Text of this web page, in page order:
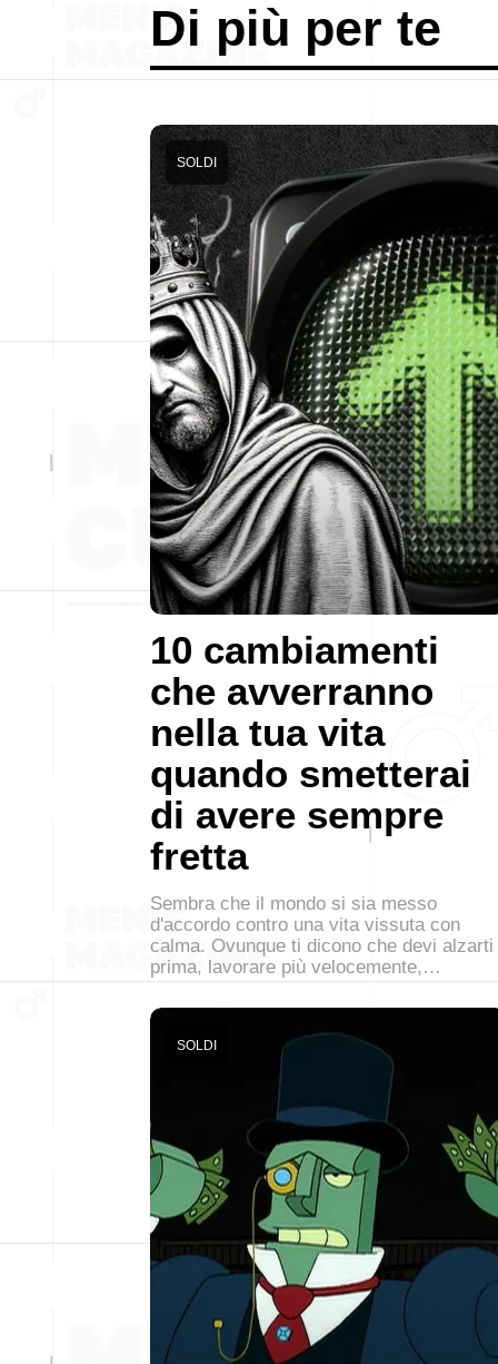
Di più per te
10 cambiamenti
che avverranno
nella tua vita
quando smetterai
di avere sempre
fretta
SOLDI
Sembra che il mondo si sia messo
d'accordo contro una vita vissuta con
calma. Ovunque ti dicono che devi alzarti
prima, lavorare più velocemente,…
SOLDI